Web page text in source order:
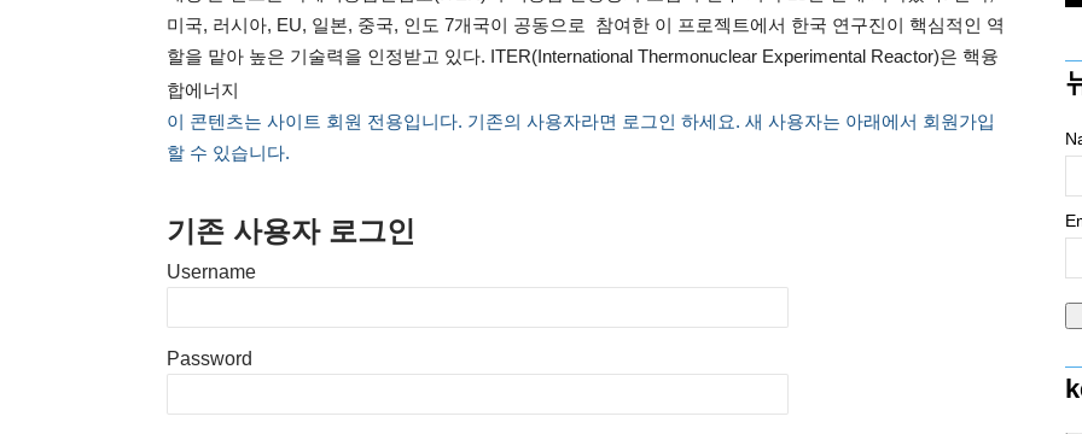
미국, 러시아, EU, 일본, 중국, 인도 7개국이 공동으로 참여한 이 프로젝트에서 한국 연구진이 핵심적인 역
할을 맡아 높은 기술력을 인정받고 있다. ITER(International Thermonuclear Experimental Reactor)은 핵융
합에너지
이 콘텐츠는 사이트 회원 전용입니다. 기존의 사용자라면 로그인 하세요. 새 사용자는 아래에서 회원가입
할 수 있습니다.
기존 사용자 로그인
Username
Password